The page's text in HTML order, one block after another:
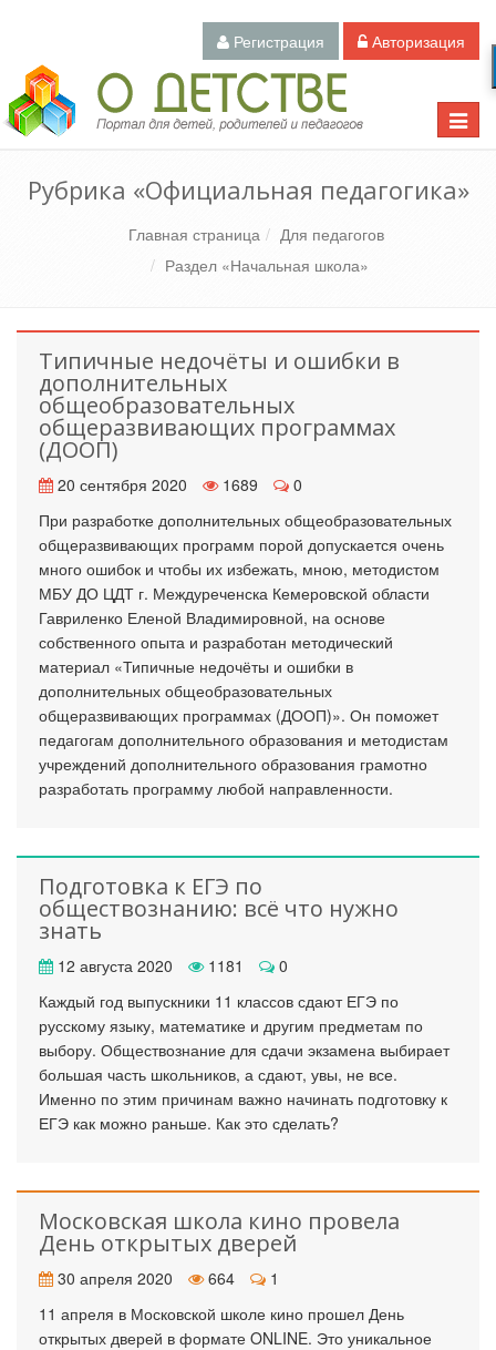
Регистрация Авторизация
Toggle
Педагогический портал «О детстве»
Рубрика «Официальная педагогика»
Главная страница
Для педагогов
Раздел «Начальная школа»
Типичные недочёты и ошибки в
дополнительных
общеобразовательных
общеразвивающих программах
(ДООП)
20 сентября 2020 1689
0
При разработке дополнительных общеобразовательных
общеразвивающих программ порой допускается очень
много ошибок и чтобы их избежать, мною, методистом
МБУ ДО ЦДТ г. Междуреченска Кемеровской области
Гавриленко Еленой Владимировной, на основе
собственного опыта и разработан методический
материал «Типичные недочёты и ошибки в
дополнительных общеобразовательных
общеразвивающих программах (ДООП)». Он поможет
педагогам дополнительного образования и методистам
учреждений дополнительного образования грамотно
разработать программу любой направленности.
Подготовка к ЕГЭ по
обществознанию: всё что нужно
знать
12 августа 2020 1181
0
Каждый год выпускники 11 классов сдают ЕГЭ по
русскому языку, математике и другим предметам по
выбору. Обществознание для сдачи экзамена выбирает
большая часть школьников, а сдают, увы, не все.
Именно по этим причинам важно начинать подготовку к
ЕГЭ как можно раньше. Как это сделать?
Московская школа кино провела
День открытых дверей
30 апреля 2020 664
1
11 апреля в Московской школе кино прошел День
открытых дверей в формате ONLINE. Это уникальное